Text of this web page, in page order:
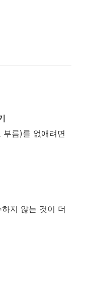
름)를 없애려면
지 않는 것이 더